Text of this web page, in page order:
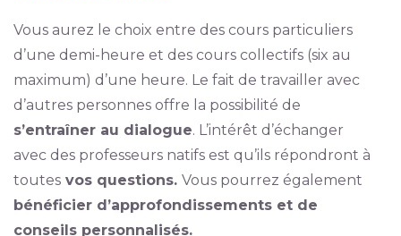
Vous aurez le choix entre des cours particuliers
d’une demi-heure et des cours collectifs (six au
maximum) d’une heure. Le fait de travailler avec
d’autres personnes offre la possibilité de
s’entraîner au dialogue. L’intérêt d’échanger
avec des professeurs natifs est qu’ils répondront à
toutesvos questions. Vous pourrez également
bénéficier d’approfondissements et de
conseils personnalisés.